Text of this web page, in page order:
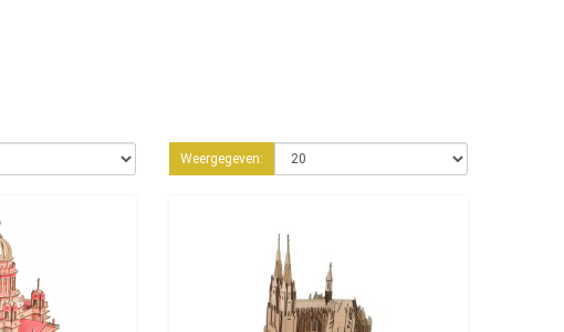
Weergegeven: